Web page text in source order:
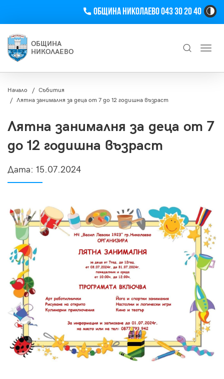
Телефон
Община Николаево 043 30 20 40
ОБЩИНА
НИКОЛАЕВО
Начало
Събития
Лятна занималня за деца от 7 до 12 годишна възраст
Лятна занималня за деца от 7
до 12 годишна възраст
Дата: 15.07.2024